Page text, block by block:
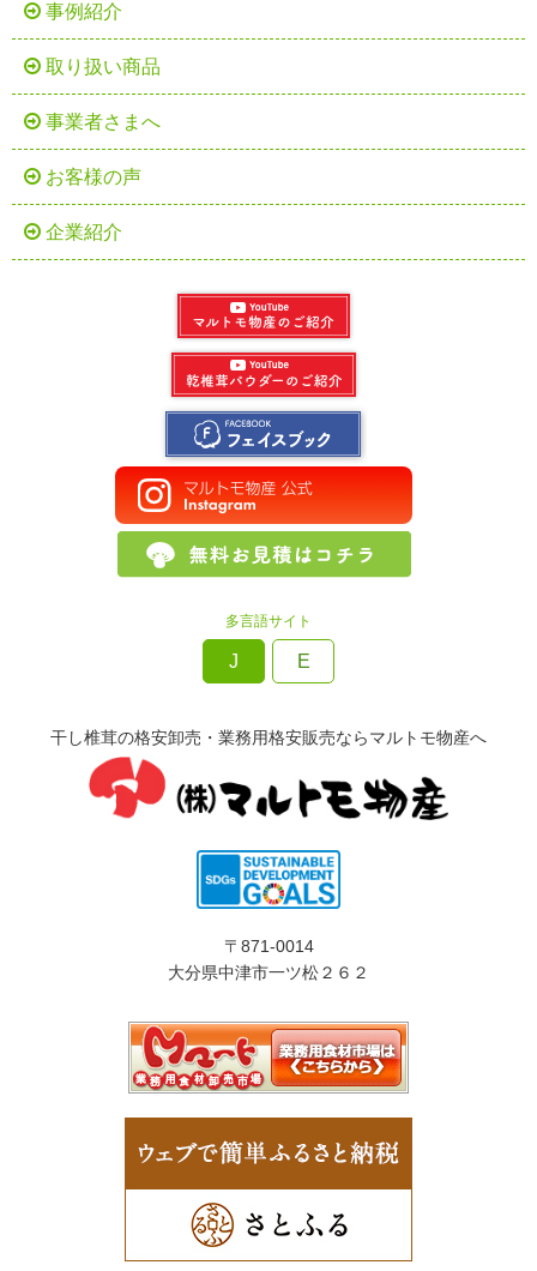
事例紹介
取り扱い商品
事業者さまへ
お客様の声
企業紹介
多言語サイト
J E
干し椎茸の格安卸売・業務用格安販売ならマルトモ物産へ
〒871-0014
大分県中津市一ツ松２６２